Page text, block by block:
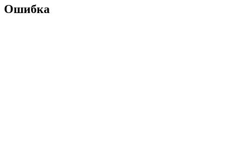
Ошибка